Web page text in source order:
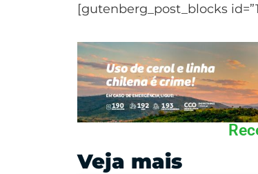
[gutenberg_post_blocks
Veja mais